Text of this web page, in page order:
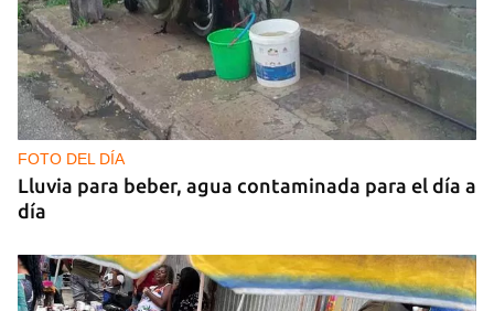
FOTO DEL DÍA
Lluvia para beber, agua contaminada para el día a
día